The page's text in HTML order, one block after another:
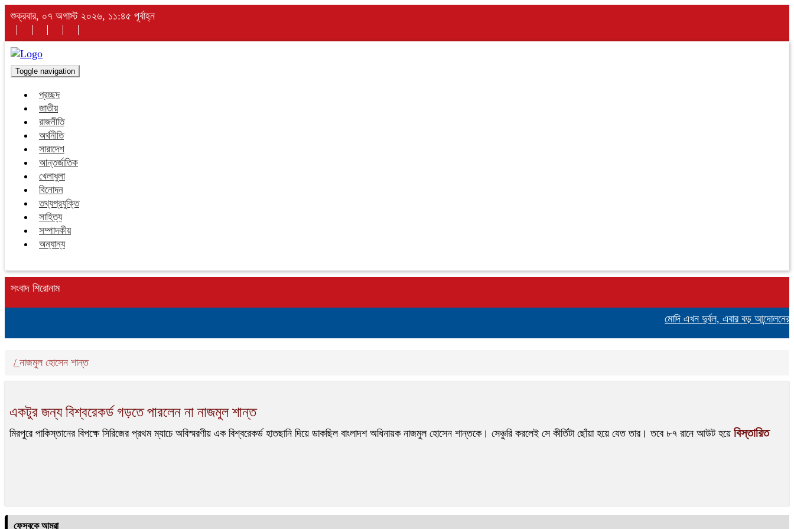
শুক্রবার, ০৭ অগাস্ট ২০২৬, ১১:৪৫ পূর্বাহ্ন
Toggle navigation
প্রচ্ছদ
জাতীয়
রাজনীতি
অর্থনীতি
সারাদেশ
আন্তর্জাতিক
খেলাধুলা
বিনোদন
তথ্যপ্রযুক্তি
সাহিত্য
সম্পাদকীয়
অন্যান্য
সংবাদ শিরোনাম
মোদি এখন দুর্বল, এবার বড় আন্দোলনের
/ নাজমুল হোসেন শান্ত
একটুর জন্য বিশ্বরেকর্ড গড়তে পারলেন না নাজমুল শান্ত
মিরপুরে পাকিস্তানের বিপক্ষে সিরিজের প্রথম ম্যাচে অবিস্মরণীয় এক বিশ্বরেকর্ড হাতছানি দিয়ে ডাকছিল বাংলাদশ অধিনায়ক নাজমুল হোসেন শান্তকে। সেঞ্চুরি করলেই সে কীর্তিটা ছোঁয়া হয়ে যেত তার। তবে ৮৭ রানে আউট হয়ে বিস্তারিত
ফেসবুকে আমরা